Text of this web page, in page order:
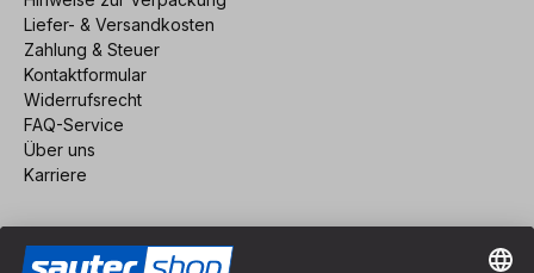
Liefer- & Versandkosten
Zahlung & Steuer
Kontaktformular
Widerrufsrecht
FAQ-Service
Über uns
Karriere